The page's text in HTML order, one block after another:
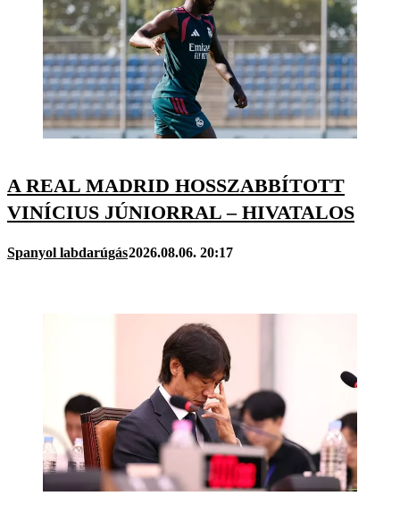
A REAL MADRID HOSSZABBÍTOTT
VINÍCIUS JÚNIORRAL – HIVATALOS
Spanyol labdarúgás2026.08.06. 20:17